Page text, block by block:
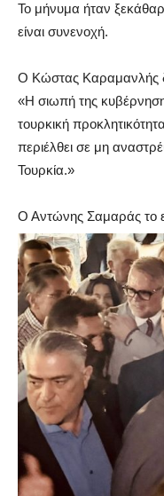
Το μήνυμα ήταν
είναι συνενοχή.
Ο Κώστας Καραμανλής
«Η σιωπή της
τουρκική
περιέλθει σε μη
Τουρκία.»
Ο Αντώνης Σαμαράς το